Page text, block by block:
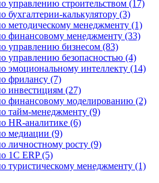
управлению строительством (17)
бухгалтерии-калькулятору (3)
методическому менеджменту (1)
финансовому менеджменту (33)
управлению бизнесом (83)
управлению безопасностью (4)
эмоциональному интеллекту (14)
фрилансу (7)
инвестициям (27)
финансовому моделированию (2)
тайм-менеджменту (9)
HR-аналитике (6)
медиации (9)
личностному росту (9)
1С ERP (5)
туристическому менеджменту (1)